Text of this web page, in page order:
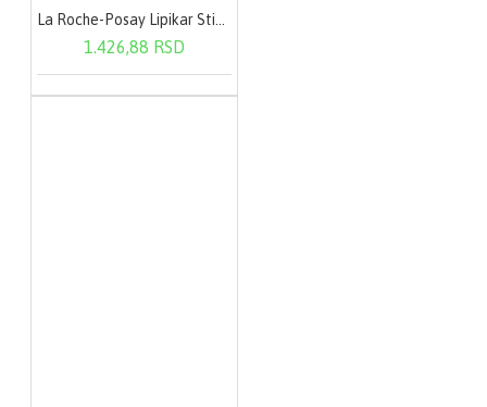
1.426,88 RSD